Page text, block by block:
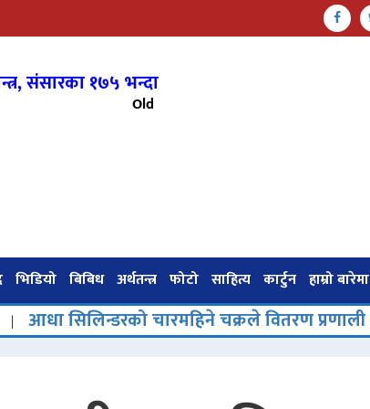
संसारका १७५ भन्दा
Old
भिडियो बिबिध अर्थतन्त्र फोटो साहित्य कार्टुन हाम्रो बारेमा
चारमहिने चक्रले वितरण प्रणाली अस्तव्यस्त |